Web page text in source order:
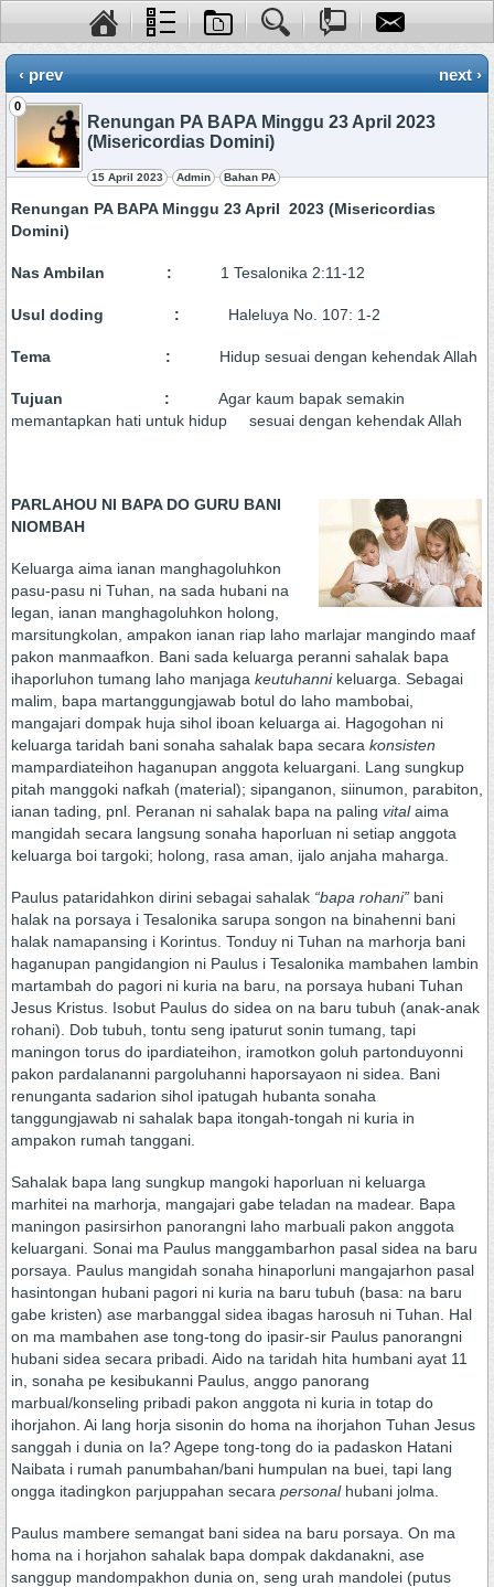
‹ prev next ›
0
Renungan PA BAPA Minggu 23 April 2023
(Misericordias Domini)
15 April 2023 Admin Bahan PA
Renungan PA BAPA Minggu 23 April 2023 (Misericordias
Domini)
Nas Ambilan : 1 Tesalonika 2:11-12
Usul doding : Haleluya No. 107: 1-2
Tema : Hidup sesuai dengan kehendak Allah
Tujuan : Agar kaum bapak semakin
memantapkan hati untuk hidup sesuai dengan kehendak Allah
PARLAHOU NI BAPA DO GURU BANI
NIOMBAH
Keluarga aima ianan manghagoluhkon
pasu-pasu ni Tuhan, na sada hubani na
legan, ianan manghagoluhkon holong,
marsitungkolan, ampakon ianan riap laho marlajar mangindo maaf
pakon manmaafkon. Bani sada keluarga peranni sahalak bapa
ihaporluhon tumang laho manjaga keutuhannikeluarga. Sebagai
malim, bapa martanggungjawab botul do laho mambobai,
mangajari dompak huja sihol iboan keluarga ai. Hagogohan ni
keluarga taridah bani sonaha sahalak bapa secara konsisten
mampardiateihon haganupan anggota keluargani. Lang sungkup
pitah manggoki nafkah (material); sipanganon, siinumon, parabiton,
ianan tading, pnl. Peranan ni sahalak bapa na paling vitalaima
mangidah secara langsung sonaha haporluan ni setiap anggota
keluarga boi targoki; holong, rasa aman, ijalo anjaha maharga.
Paulus pataridahkon dirini sebagai sahalak “bapa rohani” bani
halak na porsaya i Tesalonika sarupa songon na binahenni bani
halak namapansing i Korintus. Tonduy ni Tuhan na marhorja bani
haganupan pangidangion ni Paulus i Tesalonika mambahen lambin
martambah do pagori ni kuria na baru, na porsaya hubani Tuhan
Jesus Kristus. Isobut Paulus do sidea on na baru tubuh (anak-anak
rohani). Dob tubuh, tontu seng ipaturut sonin tumang, tapi
maningon torus do ipardiateihon, iramotkon goluh partonduyonni
pakon pardalananni pargoluhanni haporsayaon ni sidea. Bani
renunganta sadarion sihol ipatugah hubanta sonaha
tanggungjawab ni sahalak bapa itongah-tongah ni kuria in
ampakon rumah tanggani.
Sahalak bapa lang sungkup mangoki haporluan ni keluarga
marhitei na marhorja, mangajari gabe teladan na madear. Bapa
maningon pasirsirhon panorangni laho marbuali pakon anggota
keluargani. Sonai ma Paulus manggambarhon pasal sidea na baru
porsaya. Paulus mangidah sonaha hinaporluni mangajarhon pasal
hasintongan hubani pagori ni kuria na baru tubuh (basa: na baru
gabe kristen) ase marbanggal sidea ibagas harosuh ni Tuhan. Hal
on ma mambahen ase tong-tong do ipasir-sir Paulus panorangni
hubani sidea secara pribadi. Aido na taridah hita humbani ayat 11
in, sonaha pe kesibukanni Paulus, anggo panorang
marbual/konseling pribadi pakon anggota ni kuria in totap do
ihorjahon. Ai lang horja sisonin do homa na ihorjahon Tuhan Jesus
sanggah i dunia on Ia? Agepe tong-tong do ia padaskon Hatani
Naibata i rumah panumbahan/bani humpulan na buei, tapi lang
ongga itadingkon parjuppahan secara personal hubani jolma.
Paulus mambere semangat bani sidea na baru porsaya. On ma
homa na i horjahon sahalak bapa dompak dakdanakni, ase
sanggup mandompakhon dunia on, seng urah mandolei (putus